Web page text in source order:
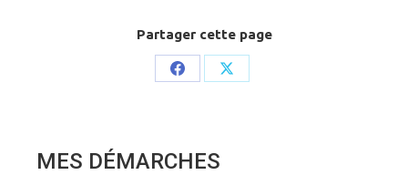
Partager cette page
Share
Share
MES DÉMARCHES